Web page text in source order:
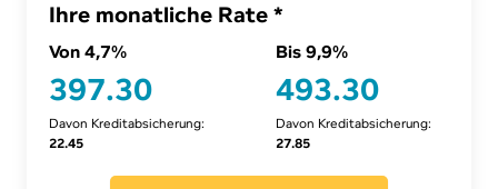
Ihre monatliche Rate *
Von 4,7%
397.30
Davon Kreditabsicherung:
22.45
Bis 9,9%
493.30
Davon Kreditabsicherung:
27.85